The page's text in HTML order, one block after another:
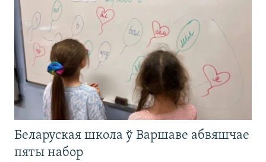
Беларуская школа ў Варшаве абвяшчае
пяты набор